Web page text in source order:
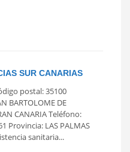
SUR CANARIAS
postal: 35100
BARTOLOME DE
CANARIA Teléfono:
Provincia: LAS PALMAS
sanitaria...